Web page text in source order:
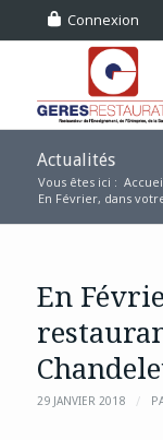
Connexion
Actualités
Vous êtes ici :
En Février, dans
En
29 JANVIER 2018 /